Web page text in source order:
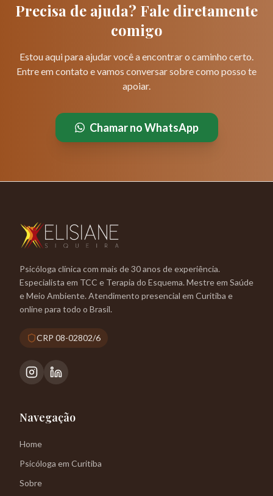
Precisa de ajuda? Fale diretamente
comigo
Estou aqui para ajudar você a encontrar o caminho certo.
Entre em contato e vamos conversar sobre como posso te
apoiar.
Chamar no WhatsApp
Psicóloga clínica com mais de 30 anos de experiência.
Especialista em TCC e Terapia do Esquema. Mestre em Saúde
e Meio Ambiente. Atendimento presencial em Curitiba e
online para todo o Brasil.
CRP 08-02802/6
Navegação
Home
Psicóloga em Curitiba
Sobre